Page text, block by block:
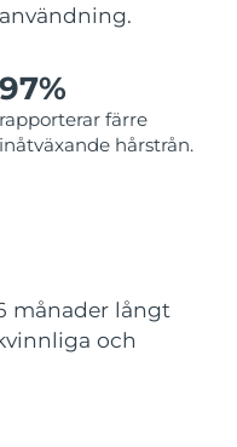
användning.
97%
rapporterar färre
inåtväxande hårstrån.
månader långt
och
leverans8/10/26
leverans